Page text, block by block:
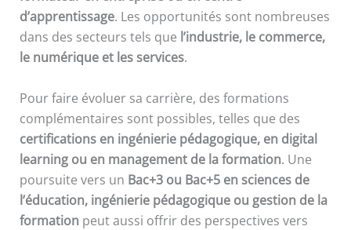
d’apprentissage. Les opportunités sont nombreuses
dans des secteurs tels que l’industrie, le commerce,
le numérique et les services.
Pour faire évoluer sa carrière, des formations
complémentaires sont possibles, telles que des
certifications en ingénierie pédagogique, en digital
learning ou en management de la formation. Une
poursuite vers un Bac+3 ou Bac+5 en sciences de
l’éducation, ingénierie pédagogique ou gestion de la
formation peut aussi offrir des perspectives vers